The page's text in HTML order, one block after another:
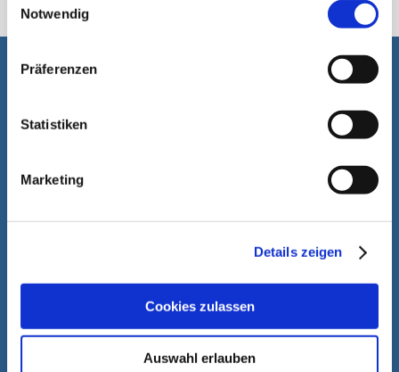
Notwendig
Präferenzen
Statistiken
Marketing
Details zeigen
Cookies zulassen
Auswahl erlauben